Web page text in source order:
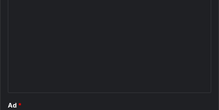
Ad *